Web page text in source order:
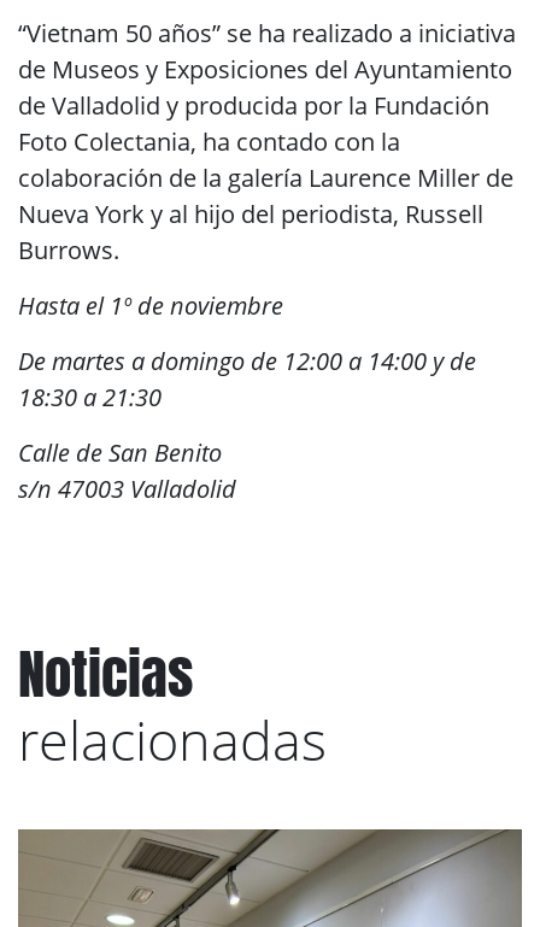
“Vietnam 50 años” se ha realizado a iniciativa
de Museos y Exposiciones del Ayuntamiento
de Valladolid y producida por la Fundación
Foto Colectania, ha contado con la
colaboración de la galería Laurence Miller de
Nueva York y al hijo del periodista, Russell
Burrows.
Hasta el 1º de noviembre
De martes a domingo de 12:00 a 14:00 y de
18:30 a 21:30
Calle de San Benito
s/n 47003 Valladolid
Noticias
relacionadas